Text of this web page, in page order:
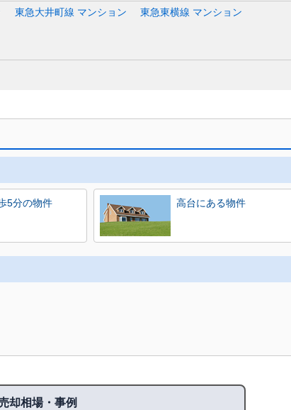
東急大井町線 マンション
東急東横線 マンション
5分の物件 高台にある物件
却相場・事例